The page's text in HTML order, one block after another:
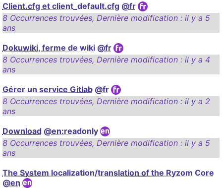
Client.cfg et client_default.cfg @fr
8 Occurrences trouvées, Dernière modification : il y a 5
ans
Dokuwiki, ferme de wiki @fr
8 Occurrences trouvées, Dernière modification : il y a 4
ans
Gérer un service Gitlab @fr
8 Occurrences trouvées, Dernière modification : il y a 2
ans
Download @en:readonly
8 Occurrences trouvées, Dernière modification : il y a 5
ans
The System localization/translation of the Ryzom Core
@en